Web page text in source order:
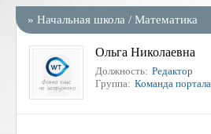
» Начальная школа / Математика
Ольга Николаевна
Должность: Редактор
Группа: Команда портала